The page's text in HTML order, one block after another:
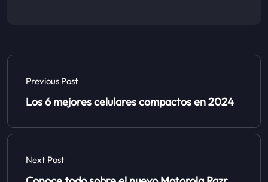
Previous Post
Los 6 mejores celulares compactos en 2024
Next Post